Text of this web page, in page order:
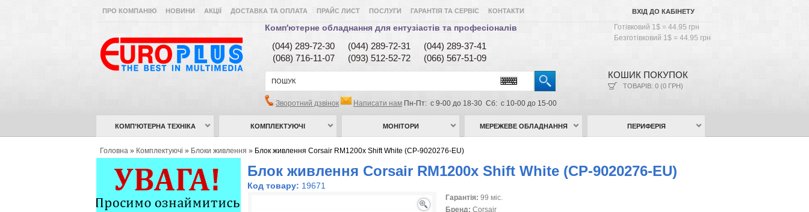
ВХІД ДО КАБІНЕТУ
ПРО КОМПАНІЮ НОВИНИ АКЦІЇ ДОСТАВКА ТА ОПЛАТА ПРАЙС ЛИСТ ПОСЛУГИ ГАРАНТІЯ ТА СЕРВІС КОНТАКТИ
Комп'ютерне обладнання для ентузіастів та професіоналів
Готівковий 1$ = 44.95 грн
Безготівковий 1$ = 44.95 грн
(044) 289-72-30 (044) 289-72-31
(044) 289-37-41
(068) 716-11-07
(093) 512-52-72
(066) 567-51-09
КОШИК ПОКУПОК
ТОВАРІВ: 0 (0 ГРН)
Зворотний дзвінок Написати нам Пн-Пт: с 9-00 до 18-30 Сб: с 10-00 до 15-00
КОМП’ЮТЕРНА ТЕХНІКА КОМПЛЕКТУЮЧІ МОНІТОРИ МЕРЕЖЕВЕ ОБЛАДНАННЯ ПЕРИФЕРІЯ
Головна » Комплектуючі » Блоки живлення » Блок живлення Corsair RM1200x Shift White (CP-9020276-EU)
Блок живлення Corsair RM1200x Shift White (CP-9020276-EU)
Код товару: 19671
Гарантія: 99 міс.
Бренд: Corsair